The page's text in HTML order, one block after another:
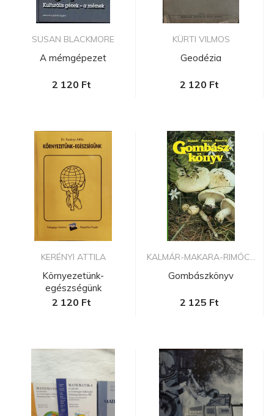
SUSAN BLACKMORE
A mémgépezet
2 120 Ft
KÜRTI VILMOS
Geodézia
2 120 Ft
KERÉNYI ATTILA
Környezetünk-
egészségünk
2 120 Ft
KALMÁR-MAKARA-RIMÓC...
Gombászkönyv
2 125 Ft